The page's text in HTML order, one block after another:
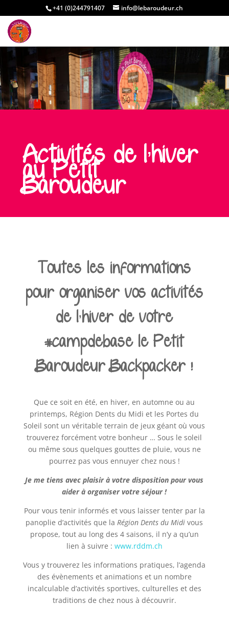
+41 (0)244791407 info@lebaroudeur.ch
Activités de l’hiver
au Petit
Baroudeur
Toutes les informations
pour organiser vos activités
de l’hiver de votre
#campdebase le Petit
Baroudeur Backpacker !
Que ce soit en été, en hiver, en automne ou au
printemps, Région Dents du Midi et les Portes du
Soleil sont un véritable terrain de jeux géant où vous
trouverez forcément votre bonheur … Sous le soleil
ou même sous quelques gouttes de pluie, vous ne
pourrez pas vous ennuyer chez nous !
Je me tiens avec plaisir à votre disposition pour vous
aider à organiser votre séjour !
Pour vous tenir informés et vous laisser tenter par la
panoplie d’activités que laRégion Dents du Midi vous
propose, tout au long des 4 saisons, il n’y a qu’un
lien à suivre : www.rddm.ch
Vous y trouverez les informations pratiques, l’agenda
des évènements et animations et un nombre
incalculable d’activités sportives, culturelles et des
traditions de chez nous à découvrir.